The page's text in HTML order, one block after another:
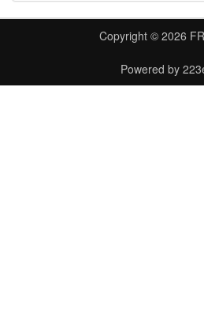
Copyright © 2026
Powered by